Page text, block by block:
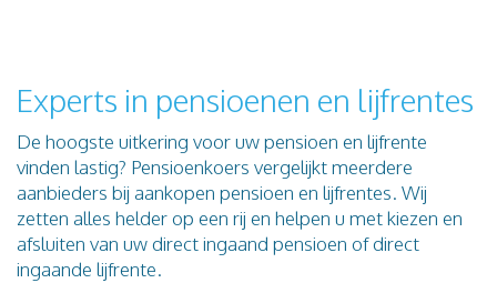
Experts in pensioenen en lijfrentes
De hoogste uitkering voor uw pensioen en lijfrente
vinden lastig? Pensioenkoers vergelijkt meerdere
aanbieders bij aankopen pensioen en lijfrentes. Wij
zetten alles helder op een rij en helpen u met kiezen en
afsluiten van uw direct ingaand pensioen of direct
ingaande lijfrente.